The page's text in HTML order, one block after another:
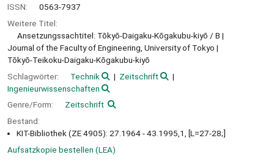
ISSN:
0563-7937
Weitere Titel:
Ansetzungssachtitel: Tōkyō-Daigaku-Kōgakubu-kiyō / B
Journal of the Faculty of Engineering, University of Tokyo
Tōkyō-Teikoku-Daigaku-Kōgakubu-kiyō
Schlagwörter:
Technik
Zeitschrift
Ingenieurwissenschaften
Genre/Form:
Zeitschrift
Bestand:
KIT-Bibliothek (ZE 4905): 27.1964 - 43.1995,1, [L=27-28;]
Aufsatzkopie bestellen (LEA)